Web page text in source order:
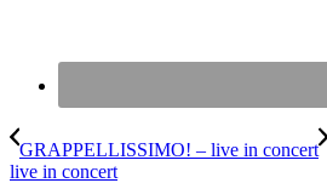
GRAPPELLISSIMO! – live in concert
live in concert